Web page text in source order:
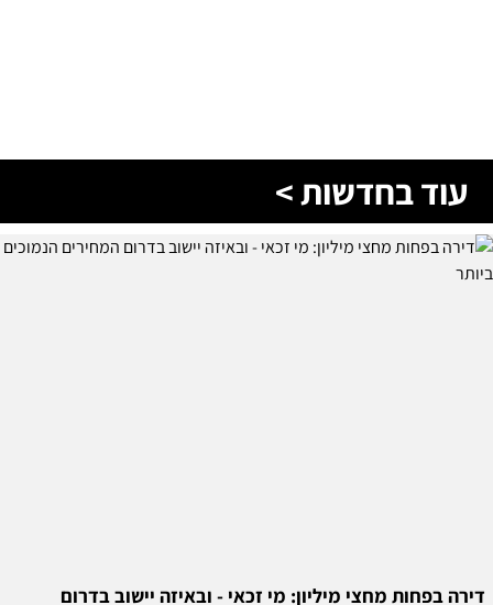
עוד בחדשות >
דירה בפחות מחצי מיליון: מי זכאי - ובאיזה יישוב בדרום